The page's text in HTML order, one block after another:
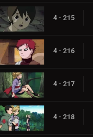
4 - 215
4 - 216
4 - 217
4 - 218